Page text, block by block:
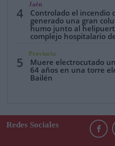
4
Jaén
Controlado el incendio
generado una gran
humo junto al
complejo hospitalario
5
Provincia
Muere electrocutado
64 años en una torre
Bailén
Redes Sociales